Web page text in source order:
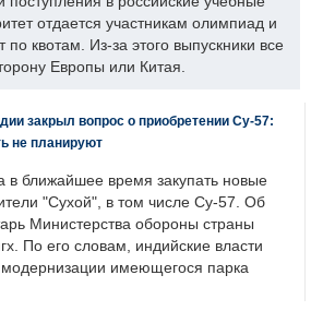
отдается участникам олимпиад и
по квотам. Из-за этого выпускники все
Европы или Китая.
закрыл вопрос о приобретении Су-57:
не планируют
в ближайшее время закупать новые
"Сухой", в том числе Су-57. Об
Министерства обороны страны
По его словам, индийские власти
модернизации имеющегося парка